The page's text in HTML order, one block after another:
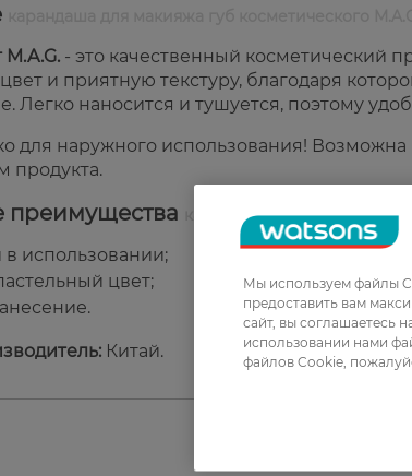
- это качественный косметический
и приятную текстуру, благодаря
Легко наносится и тушуется, поэтому
для наружного использования! Возможна
продукта.
преимущества карандаша для макияжа
использовании;
цвет;
Китай.
Мы используем файлы
предоставить вам
сайт, вы соглашаетесь
использовании нами
файлов Cookie,